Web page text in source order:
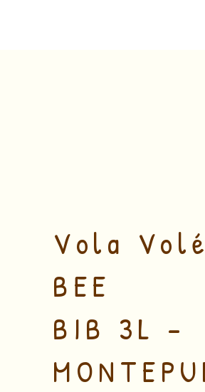
Vola Volé
BEE
BIB 3L –